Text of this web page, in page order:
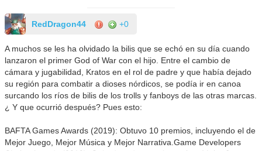
RedDragon44 +0
A muchos se les ha olvidado la bilis que se echó en su día cuando
lanzaron el primer God of War con el hijo. Entre el cambio de
cámara y jugabilidad, Kratos en el rol de padre y que había dejado
su región para combatir a dioses nórdicos, se podía ir en canoa
surcando los ríos de bilis de los trolls y fanboys de las otras marcas.
¿ Y que ocurrió después? Pues esto:
BAFTA Games Awards (2019): Obtuvo 10 premios, incluyendo el de
Mejor Juego, Mejor Música y Mejor Narrativa.Game Developers